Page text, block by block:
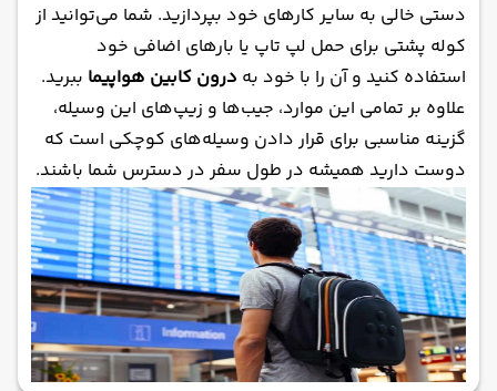
دستی خالی به سایر کارهای خود بپردازید. شما می‌توانید از
کوله پشتی برای حمل لپ تاپ یا بارهای اضافی خود
استفاده کنید و آن را با خود به درون کابین هواپیما ببرید.
علاوه بر تمامی این موارد، جیب‌ها و زیپ‌های این وسیله،
گزینه مناسبی برای قرار دادن وسیله‌های کوچکی است که
دوست دارید همیشه در طول سفر در دسترس شما باشند.